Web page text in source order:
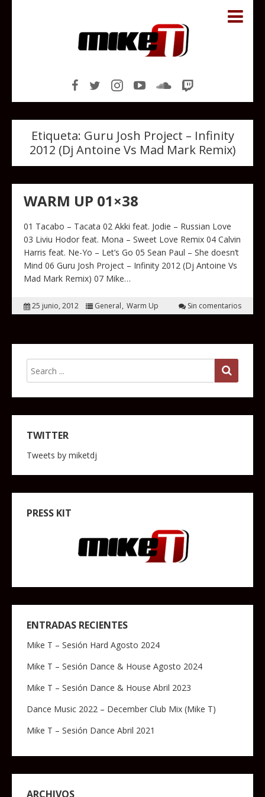
Etiqueta: Guru Josh Project – Infinity
2012 (Dj Antoine Vs Mad Mark Remix)
WARM UP 01×38
01 Tacabo – Tacata 02 Akki feat. Jodie – Russian Love
03 Liviu Hodor feat. Mona – Sweet Love Remix 04 Calvin
Harris feat. Ne-Yo – Let’s Go 05 Sean Paul – She doesn’t
Mind 06 Guru Josh Project – Infinity 2012 (Dj Antoine Vs
Mad Mark Remix) 07 Mike…
25 junio, 2012 General Warm Up Sin comentarios
TWITTER
Tweets by miketdj
PRESS KIT
ENTRADAS RECIENTES
Mike T – Sesión Hard Agosto 2024
Mike T – Sesión Dance & House Agosto 2024
Mike T – Sesión Dance & House Abril 2023
Dance Music 2022 – December Club Mix (Mike T)
Mike T – Sesión Dance Abril 2021
ARCHIVOS